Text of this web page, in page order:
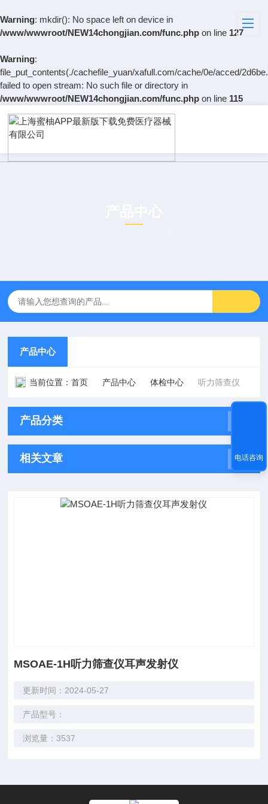
Warning: mkdir(): No space left on device in
/www/wwwroot/NEW14chongjian.com/func.php on line 127
Warning:
file_put_contents(./cachefile_yuan/xafull.com/cache/0e/acced/
failed to open stream: No such file or directory in
/www/wwwroot/NEW14chongjian.com/func.php on line 115
产品中心
当前位置：首页 产品中心 体检中心 听力筛查仪
产品分类
相关文章
MSOAE-1H听力筛查仪耳声发射仪
更新时间：2024-05-27
产品型号：
浏览量：3537
电话咨询